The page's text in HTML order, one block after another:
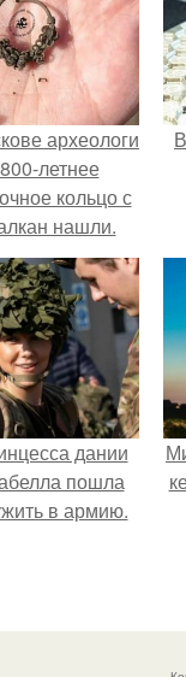
археологи
800-летнее
кольцо с
нашли.
дании
пошла
в армию.